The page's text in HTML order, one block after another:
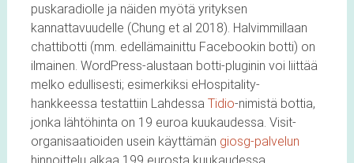
puskaradiolle ja näiden myötä yrityksen
kannattavuudelle (Chung et al 2018). Halvimmillaan
chattibotti (mm. edellämainittu Facebookin botti) on
ilmainen. WordPress-alustaan botti-pluginin voi liittää
melko edullisesti; esimerkiksi eHospitality-
hankkeessa testattiin Lahdessa Tidio-nimistä bottia,
jonka lähtöhinta on 19 euroa kuukaudessa. Visit-
organisaatioiden usein käyttämän giosg-palvelun
hinnoittelu alkaa 199 eurosta kuukaudessa.